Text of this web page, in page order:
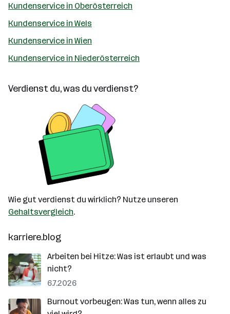
Kundenservice in Oberösterreich
Kundenservice in Wels
Kundenservice in Wien
Kundenservice in Niederösterreich
Verdienst du, was du verdienst?
Wie gut verdienst du wirklich? Nutze unseren
Gehaltsvergleich.
karriere.blog
Arbeiten bei Hitze: Was ist erlaubt und was
nicht?
6.7.2026
Burnout vorbeugen: Was tun, wenn alles zu